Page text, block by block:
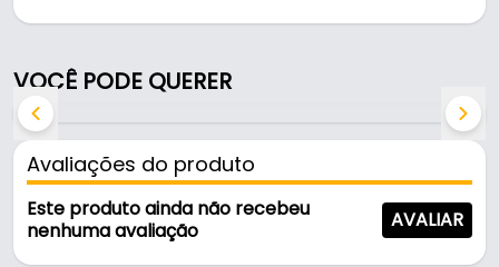
diário.
Características:
- Marca: Metal Fecho
- Modelo: Fecho Mariposa Médio
- Material: Aço Carbono
- Acabamento: Zincado Azulado
VOCÊ PODE QUERER
Avaliações do produto
Este produto ainda não recebeu
nenhuma avaliação
AVALIAR